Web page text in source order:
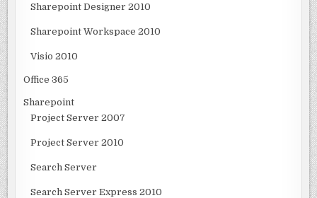
Sharepoint Designer 2010
Sharepoint Workspace 2010
Visio 2010
Office 365
Sharepoint
Project Server 2007
Project Server 2010
Search Server
Search Server Express 2010